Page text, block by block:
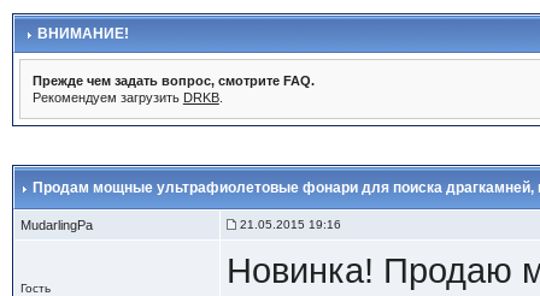
ВНИМАНИЕ!
Прежде чем задать вопрос, смотрите FAQ.
Рекомендуем загрузить DRKB.
Продам мощные ультрафиолетовые фонари для поиска драгкамней,
MudarlingPa 21.05.2015 19:16
Гость
Новинка! Продаю